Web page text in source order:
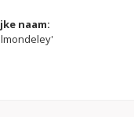
naam: